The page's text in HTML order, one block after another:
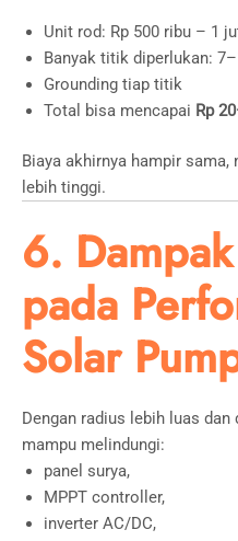
Unit rod: Rp 500 ribu – 1
Banyak titik diperlukan:
Grounding tiap titik
Total bisa mencapai Rp
Biaya akhirnya hampir
lebih tinggi.
6.
pada
Solar
Dengan radius lebih luas
mampu melindungi:
panel surya,
MPPT controller,
inverter AC/DC,